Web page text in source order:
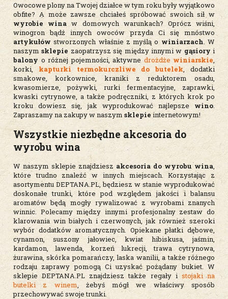
Owocowe plony na Twojej działce w tym roku były wyjątkowo
obfite? A może zawsze chciałeś spróbować swoich sił w
wyrobie wina w domowych warunkach? Oprócz wiśni,
winogron bądź innych owoców przyda Ci się mnóstwo
artykułów stworzonych właśnie z myślą o winiarzach. W
naszymsklepie zaopatrzysz się między innymi w gąsiory i
balony o różnej pojemności, aktywne drożdże winiarskie,
korki, kapturki termokurczliwe do butelek, dodatki
smakowe, korkownice, kraniki z reduktorem osadu,
kwasomierze, pożywki, rurki fermentacyjne, zaprawki,
kwaski cytrynowe, a także podręczniki, z których krok po
kroku dowiesz się, jak wyprodukować najlepsze wino.
Zapraszamy na zakupy w naszym sklepie internetowym!
Wszystkie niezbędne akcesoria do
wyrobu wina
W naszym sklepie znajdziesz akcesoria do wyrobu wina,
które trudno znaleźć w innych miejscach. Korzystając z
asortymentu DEPTANA.PL, będziesz w stanie wyprodukować
doskonałe trunki, które pod względem jakości i balansu
aromatów będą mogły rywalizować z wyrobami znanych
winnic. Polecamy między innymi profesjonalny zestaw do
klarowania win białych i czerwonych, jak również szeroki
wybór dodatków aromatycznych. Opiekane płatki dębowe,
cynamon, suszony jałowiec, kwiat hibiskusa, jaśmin,
kardamon, lawenda, korzeń lukrecji, trawa cytrynowa,
żurawina, skórka pomarańczy, laska wanilii, a także różnego
rodzaju zaprawy pomogą Ci uzyskać pożądany bukiet. W
sklepie DEPTANA.PL znajdziesz także regały i stojaki na
butelki z winem, żebyś mógł we właściwy sposób
przechowywać swoje trunki.